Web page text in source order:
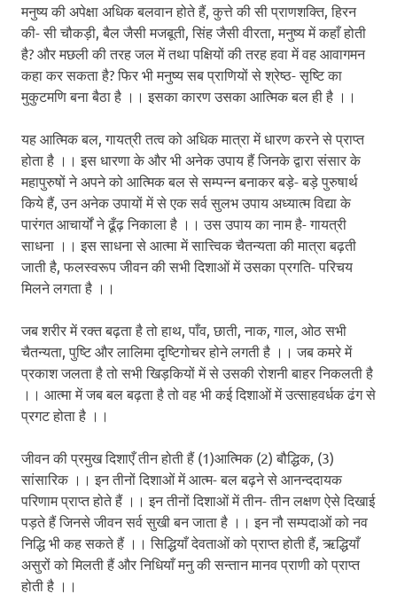
मनुष्य की अपेक्षा अधिक बलवान होते हैं, कुत्ते की सी प्राणशक्ति, हिरन
की- सी चौकड़ी, बैल जैसी मजबूती, सिंह जैसी वीरता, मनुष्य में कहाँ होती
है? और मछली की तरह जल में तथा पक्षियों की तरह हवा में वह आवागमन
कहा कर सकता है? फिर भी मनुष्य सब प्राणियों से श्रेष्ठ- सृष्टि का
मुकुटमणि बना बैठा है ।। इसका कारण उसका आत्मिक बल ही है ।।
यह आत्मिक बल, गायत्री तत्व को अधिक मात्रा में धारण करने से प्राप्त
होता है ।। इस धारणा के और भी अनेक उपाय हैं जिनके द्वारा संसार के
महापुरुषों ने अपने को आत्मिक बल से सम्पन्न बनाकर बड़े- बड़े पुरुषार्थ
किये हैं, उन अनेक उपायों में से एक सर्व सुलभ उपाय अध्यात्म विद्या के
पारंगत आचार्यों ने ढूँढ़ निकाला है ।। उस उपाय का नाम है- गायत्री
साधना ।। इस साधना से आत्मा में सात्त्विक चैतन्यता की मात्रा बढ़ती
जाती है, फलस्वरूप जीवन की सभी दिशाओं में उसका प्रगति- परिचय
मिलने लगता है ।।
जब शरीर में रक्त बढ़ता है तो हाथ, पाँव, छाती, नाक, गाल, ओठ सभी
चैतन्यता, पुष्टि और लालिमा दृष्टिगोचर होने लगती है ।। जब कमरे में
प्रकाश जलता है तो सभी खिड़कियों में से उसकी रोशनी बाहर निकलती है
।। आत्मा में जब बल बढ़ता है तो वह भी कई दिशाओं में उत्साहवर्धक ढंग से
प्रगट होता है ।।
जीवन की प्रमुख दिशाएँ तीन होती हैं (1)आत्मिक (2) बौद्धिक, (3)
सांसारिक ।। इन तीनों दिशाओं में आत्म- बल बढ़ने से आनन्ददायक
परिणाम प्राप्त होते हैं ।। इन तीनों दिशाओं में तीन- तीन लक्षण ऐसे दिखाई
पड़ते हैं जिनसे जीवन सर्व सुखी बन जाता है ।। इन नौ सम्पदाओं को नव
निद्धि भी कह सकते हैं ।। सिद्धियाँ देवताओं को प्राप्त होती हैं, ऋद्धियाँ
असुरों को मिलती हैं और निधियाँ मनु की सन्तान मानव प्राणी को प्राप्त
होती है ।।